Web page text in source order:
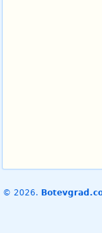
© 2026.